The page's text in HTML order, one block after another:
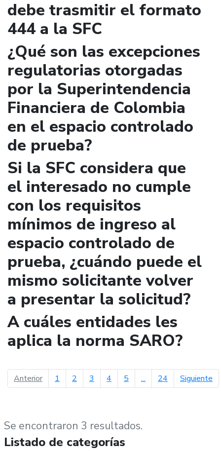
debe trasmitir el formato
444 a la SFC
¿Qué son las excepciones
regulatorias otorgadas
por la Superintendencia
Financiera de Colombia
en el espacio controlado
de prueba?
Si la SFC considera que
el interesado no cumple
con los requisitos
mínimos de ingreso al
espacio controlado de
prueba, ¿cuándo puede el
mismo solicitante volver
a presentar la solicitud?
A cuáles entidades les
aplica la norma SARO?
Anteriorpágina anterior
1 2 3 4 5 ... 24 Siguiente
Se encontraron 3 resultados.
Listado de categorías